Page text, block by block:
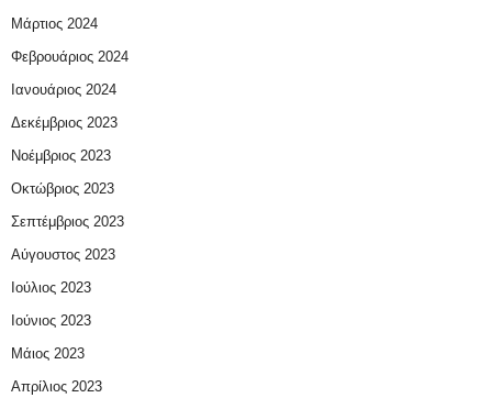
Μάρτιος 2024
Φεβρουάριος 2024
Ιανουάριος 2024
Δεκέμβριος 2023
Νοέμβριος 2023
Οκτώβριος 2023
Σεπτέμβριος 2023
Αύγουστος 2023
Ιούλιος 2023
Ιούνιος 2023
Μάιος 2023
Απρίλιος 2023